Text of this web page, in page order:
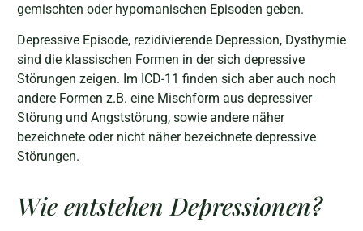
gemischten oder hypomanischen Episoden geben.
Depressive Episode, rezidivierende Depression, Dysthymie
sind die klassischen Formen in der sich depressive
Störungen zeigen. Im ICD-11 finden sich aber auch noch
andere Formen z.B. eine Mischform aus depressiver
Störung und Angststörung, sowie andere näher
bezeichnete oder nicht näher bezeichnete depressive
Störungen.
Wie entstehen Depressionen?